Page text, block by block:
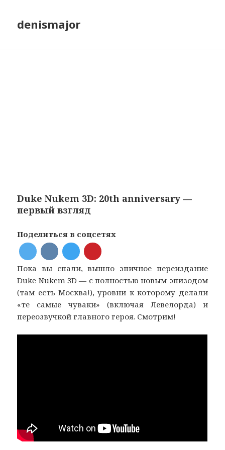
denismajor
Duke Nukem 3D: 20th anniversary —
первый взгляд
Поделиться в соцсетях
Пока вы спали, вышло эпичное переиздание
Duke Nukem 3D — с полностью новым эпизодом
(там есть Москва!), уровни к которому делали
«те самые чуваки» (включая Левелорда) и
переозвучкой главного героя. Смотрим!